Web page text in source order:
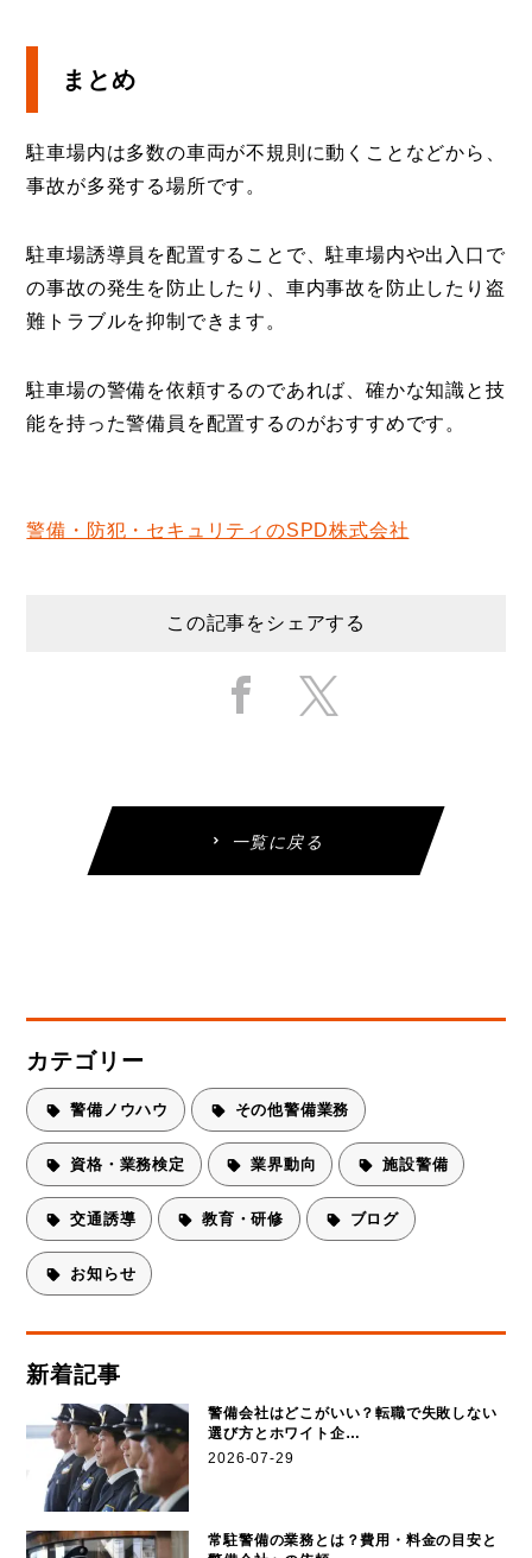
まとめ
駐車場内は多数の車両が不規則に動くことなどから、
事故が多発する場所です。
駐車場誘導員を配置することで、駐車場内や出入口で
の事故の発生を防止したり、車内事故を防止したり盗
難トラブルを抑制できます。
駐車場の警備を依頼するのであれば、確かな知識と技
能を持った警備員を配置するのがおすすめです。
警備・防犯・セキュリティのSPD株式会社
この記事をシェアする
一覧に戻る
カテゴリー
警備ノウハウ その他警備業務
資格・業務検定 業界動向 施設警備
交通誘導 教育・研修 ブログ
お知らせ
新着記事
警備会社はどこがいい？転職で失敗しない
選び方とホワイト企…
2026-07-29
常駐警備の業務とは？費用・料金の目安と